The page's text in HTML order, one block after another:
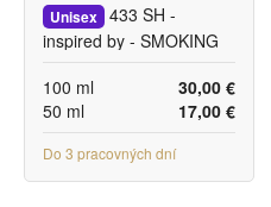
Unisex 433 SH -
inspired by - SMOKING
HOT
30,00 €
100 ml
17,00 €
50 ml
Do 3 pracovných dní